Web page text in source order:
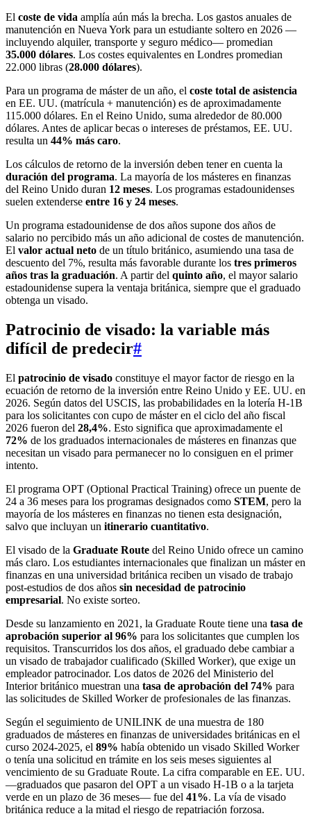
El coste de vida amplía aún más la brecha. Los gastos anuales de
manutención en Nueva York para un estudiante soltero en 2026 —
incluyendo alquiler, transporte y seguro médico— promedian
35.000 dólares. Los costes equivalentes en Londres promedian
22.000 libras (28.000 dólares).
Para un programa de máster de un año, el coste total de asistencia
en EE. UU. (matrícula + manutención) es de aproximadamente
115.000 dólares. En el Reino Unido, suma alrededor de 80.000
dólares. Antes de aplicar becas o intereses de préstamos, EE. UU.
resulta un 44% más caro.
Los cálculos de retorno de la inversión deben tener en cuenta la
duración del programa. La mayoría de los másteres en finanzas
del Reino Unido duran 12 meses. Los programas estadounidenses
suelen extenderse entre 16 y 24 meses.
Un programa estadounidense de dos años supone dos años de
salario no percibido más un año adicional de costes de manutención.
El valor actual neto de un título británico, asumiendo una tasa de
descuento del 7%, resulta más favorable durante los tres primeros
años tras la graduación. A partir del quinto año, el mayor salario
estadounidense supera la ventaja británica, siempre que el graduado
obtenga un visado.
Patrocinio de visado: la variable más
difícil de predecir#
El patrocinio de visado constituye el mayor factor de riesgo en la
ecuación de retorno de la inversión entre Reino Unido y EE. UU. en
2026. Según datos del USCIS, las probabilidades en la lotería H-1B
para los solicitantes con cupo de máster en el ciclo del año fiscal
2026 fueron del 28,4%. Esto significa que aproximadamente el
72% de los graduados internacionales de másteres en finanzas que
necesitan un visado para permanecer no lo consiguen en el primer
intento.
El programa OPT (Optional Practical Training) ofrece un puente de
24 a 36 meses para los programas designados como STEM, pero la
mayoría de los másteres en finanzas no tienen esta designación,
salvo que incluyan un itinerario cuantitativo.
El visado de la Graduate Route del Reino Unido ofrece un camino
más claro. Los estudiantes internacionales que finalizan un máster en
finanzas en una universidad británica reciben un visado de trabajo
post-estudios de dos años sin necesidad de patrocinio
empresarial. No existe sorteo.
Desde su lanzamiento en 2021, la Graduate Route tiene una tasa de
aprobación superior al 96% para los solicitantes que cumplen los
requisitos. Transcurridos los dos años, el graduado debe cambiar a
un visado de trabajador cualificado (Skilled Worker), que exige un
empleador patrocinador. Los datos de 2026 del Ministerio del
Interior británico muestran una tasa de aprobación del 74% para
las solicitudes de Skilled Worker de profesionales de las finanzas.
Según el seguimiento de UNILINK de una muestra de 180
graduados de másteres en finanzas de universidades británicas en el
curso 2024-2025, el 89% había obtenido un visado Skilled Worker
o tenía una solicitud en trámite en los seis meses siguientes al
vencimiento de su Graduate Route. La cifra comparable en EE. UU.
—graduados que pasaron del OPT a un visado H-1B o a la tarjeta
verde en un plazo de 36 meses— fue del 41%. La vía de visado
británica reduce a la mitad el riesgo de repatriación forzosa.